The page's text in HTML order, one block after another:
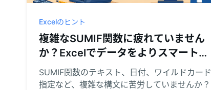
Excelのヒント
複雑なSUMIF関数に疲れていません
か？Excelでデータをよりスマートに
集計する方法
SUMIF関数のテキスト、日付、ワイルドカード
指定など、複雑な構文に苦労していませんか？